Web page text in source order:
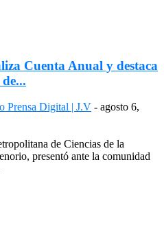
Cuenta Anual y destaca
Prensa Digital | J.V - agosto 6,
de Ciencias de la
presentó ante la comunidad